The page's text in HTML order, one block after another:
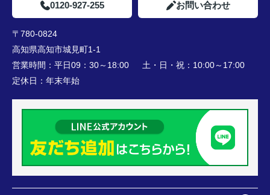
0120-927-255 お問い合わせ
〒780-0824
高知県高知市城見町1-1
営業時間： 平日09：30～18:00 土・日・祝：10:00～17:00
定休日： 年末年始